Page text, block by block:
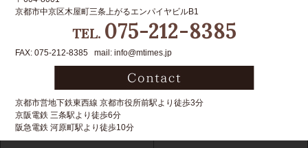
京都市中京区木屋町三条上がるエンパイヤビルB1
TEL. 075-212-8385
FAX: 075-212-8385 mail: info@mtimes.jp
京都市営地下鉄東西線 京都市役所前駅より徒歩3分
京阪電鉄 三条駅より徒歩6分
阪急電鉄 河原町駅より徒歩10分